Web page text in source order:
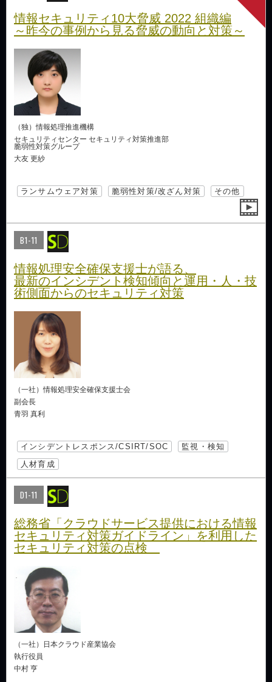
情報セキュリティ10大脅威 2022 組織編
～昨今の事例から見る脅威の動向と対策～
（独）情報処理推進機構
セキュリティセンター セキュリティ対策推進部
脆弱性対策グループ
大友 更紗
ランサムウェア対策 脆弱性対策/改ざん対策 その他
B1-11
情報処理安全確保支援士が語る、
最新のインシデント検知傾向と運用・人・技
術側面からのセキュリティ対策
（一社）情報処理安全確保支援士会
副会長
青羽 真利
インシデントレスポンス/CSIRT/SOC
監視・検知
人材育成
D1-11
総務省「クラウドサービス提供における情報
セキュリティ対策ガイドライン」を利用した
セキュリティ対策の点検
（一社）日本クラウド産業協会
執行役員
中村 亨